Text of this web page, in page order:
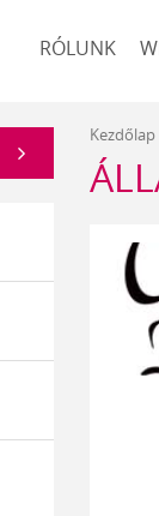
RÓLUNK
Kezdőlap